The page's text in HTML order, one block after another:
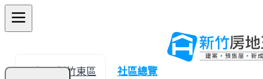
← 返回新竹東區 社區總覽